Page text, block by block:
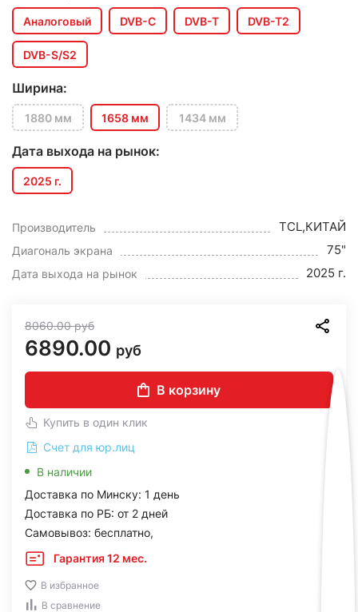
Аналоговый DVB-C DVB-T DVB-T2
DVB-S/S2
Ширина:
1880 мм 1658 мм 1434 мм
Дата выхода на рынок:
2025 г.
Производитель TCL,КИТАЙ
Диагональ экрана 75"
Дата выхода на рынок 2025 г.
8060.00руб
6890.00 руб
В корзину
Купить в один клик
Счет для юр.лиц
В наличии
Доставка по Минску: 1 день
Доставка по РБ: от 2 дней
Самовывоз: бесплатно,
Гарантия 12 мес.
В избранное
В сравнение